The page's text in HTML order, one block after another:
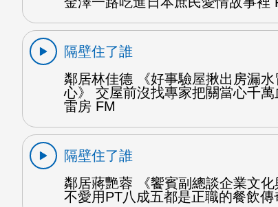
隔壁住了誰
鄰居林佳德 《好事驗屋揪出房漏
心》 交屋前沒找專家把關當心千
雷房 FM
隔壁住了誰
鄰居蔣艷蓉 《饗賓副總談企業文化
不愛用PT八成五都是正職的餐飲傳